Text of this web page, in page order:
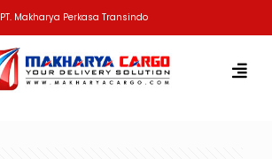
PT. Makharya Perkasa Transindo